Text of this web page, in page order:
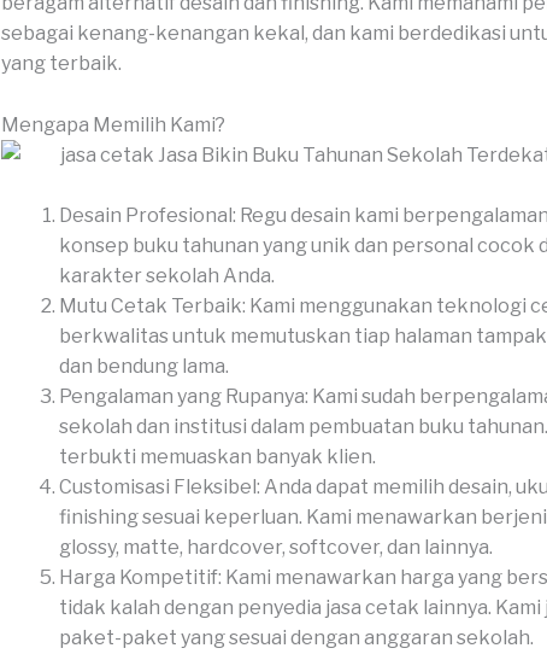
sebagai kenang-kenangan kekal, dan kami berdedikasi
yang terbaik.
Mengapa Memilih Kami?
Desain Profesional: Regu desain kami
konsep buku tahunan yang unik dan personal cocok
karakter sekolah Anda.
Mutu Cetak Terbaik: Kami menggunakan teknologi
berkwalitas untuk memutuskan tiap halaman
dan bendung lama.
Pengalaman yang Rupanya: Kami sudah
sekolah dan institusi dalam pembuatan buku
terbukti memuaskan banyak klien.
Customisasi Fleksibel: Anda dapat memilih desain,
finishing sesuai keperluan. Kami menawarkan
glossy, matte, hardcover, softcover, dan lainnya.
Harga Kompetitif: Kami menawarkan harga yang
tidak kalah dengan penyedia jasa cetak lainnya.
paket-paket yang sesuai dengan anggaran sekolah.